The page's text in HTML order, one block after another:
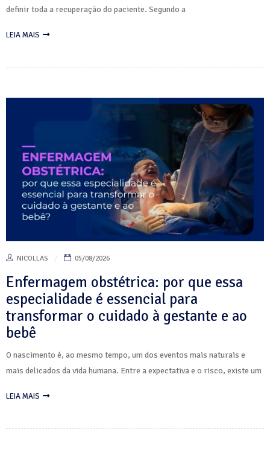
definir toda a recuperação do paciente. Segundo a
LEIA MAIS
NICOLLAS 05/08/2026
Enfermagem obstétrica: por que essa
especialidade é essencial para
transformar o cuidado à gestante e ao
bebê
O nascimento é, ao mesmo tempo, um dos eventos mais naturais e
mais delicados da vida humana. Entre a expectativa e o risco, existe um
LEIA MAIS